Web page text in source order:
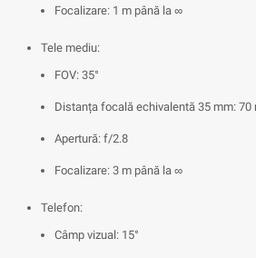
Focalizare: 1 m până la ∞
Tele mediu:
FOV: 35°
Distanța focală echivalentă 35 mm: 70
Apertură: f/2.8
Focalizare: 3 m până la ∞
Telefon:
Câmp vizual: 15°